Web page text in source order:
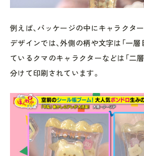
例えば、パッケージの中にキャラクタ
デザインでは、外側の柄や文字は「一層目
ているクマのキャラクターなどは「二層
分けて印刷されています。